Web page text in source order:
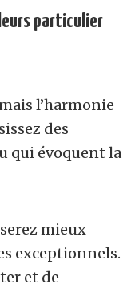
particulier
l’harmonie
des
qui évoquent la
mieux
exceptionnels.
et de